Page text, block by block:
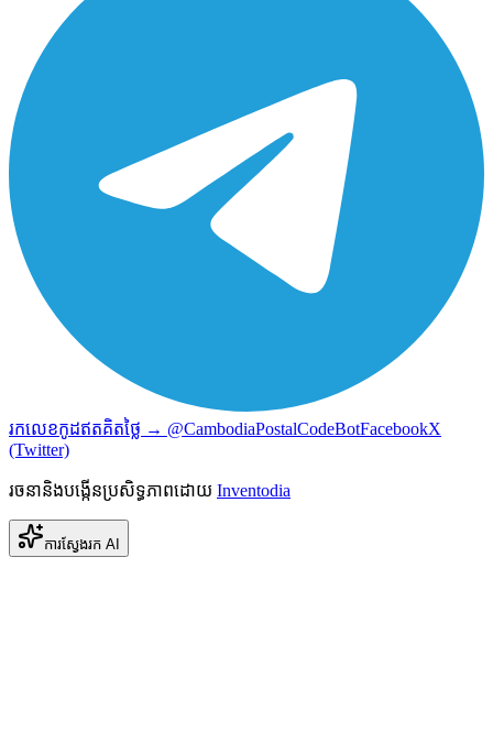
រកលេខកូដឥតគិតថ្លៃ → @CambodiaPostalCodeBotFacebookX
(Twitter)
រចនានិងបង្កើនប្រសិទ្ធភាពដោយ Inventodia
ការស្វែងរក AI